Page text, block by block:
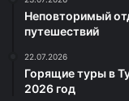
Неповторимый
путешествий
22.07.2026
Горящие туры в
2026 год